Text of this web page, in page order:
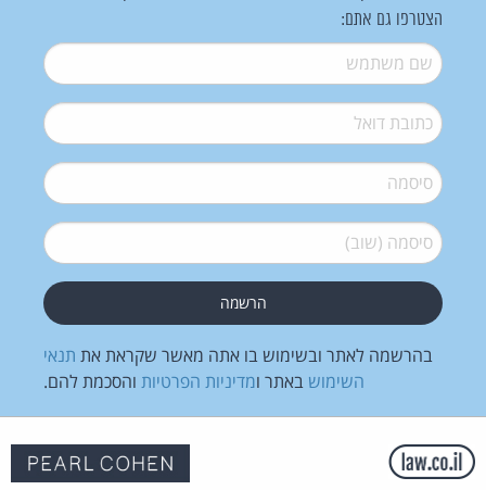
הצטרפו גם אתם:
שם משתמש*
דואל*
סיסמה*
סיסמה (שוב)*
בהרשמה לאתר ובשימוש בו אתה מאשר שקראת את תנאי
השימוש באתר ומדיניות הפרטיות והסכמת להם.